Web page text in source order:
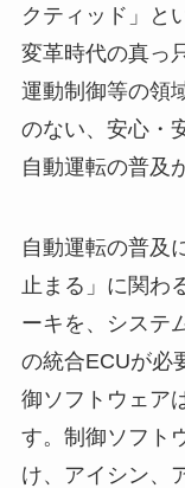
クティッド」と
変革時代の真っ
運動制御等の領
のない、安心・
自動運転の普及
自動運転の普及
止まる」に関わ
ーキを、システ
の統合ECUが必
御ソフトウェア
す。制御ソフト
け、アイシン、